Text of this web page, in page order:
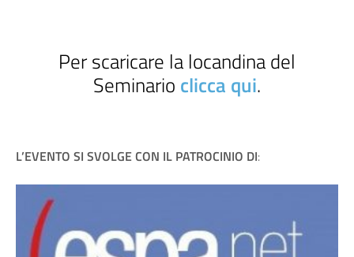
Per scaricare la locandina del
Seminario clicca qui.
L’EVENTO SI SVOLGE CON IL PATROCINIO DI: